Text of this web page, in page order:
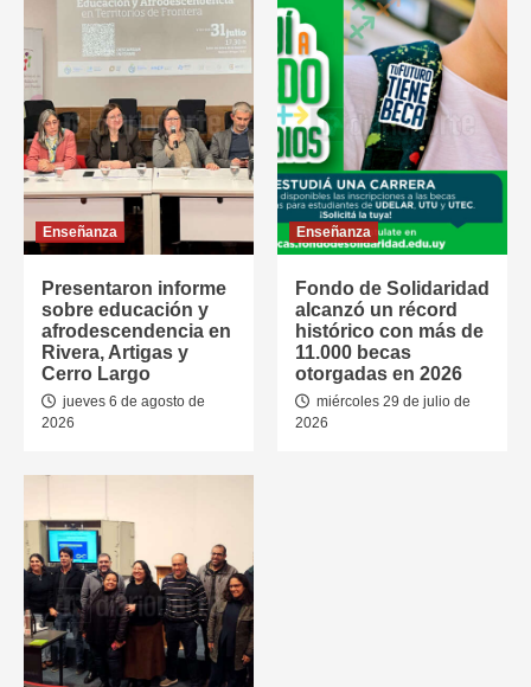
Enseñanza
Presentaron informe
sobre educación y
afrodescendencia en
Rivera, Artigas y
Cerro Largo
jueves 6 de agosto de
2026
Enseñanza
Fondo de Solidaridad
alcanzó un récord
histórico con más de
11.000 becas
otorgadas en 2026
miércoles 29 de julio de
2026